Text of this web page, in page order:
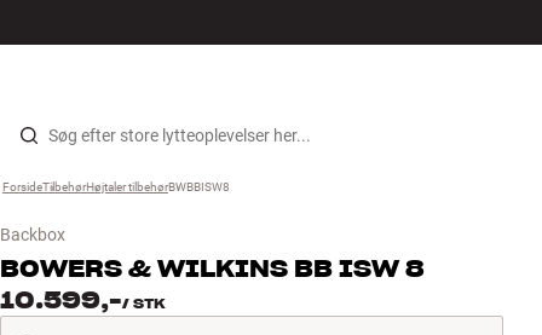
Gå til indhold
Højtaler
Høretelefoner
Surround
Forside ›
Tilbehør ›
Højtaler tilbehør ›
BWBBISW8
Backbox
BOWERS & WILKINS BB ISW 8
10.599,-/ STK